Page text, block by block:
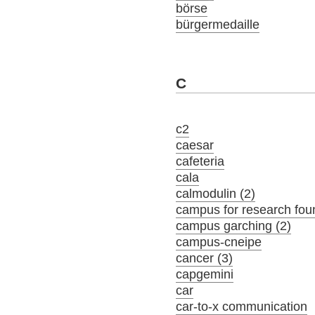
börse
bürgermedaille
C
c2
caesar
cafeteria
cala
calmodulin (2)
campus for research
campus garching (2)
campus-cneipe
cancer (3)
capgemini
car
car-to-x communication